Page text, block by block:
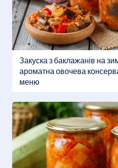
Закуска з баклажанів на
ароматна овочева
меню